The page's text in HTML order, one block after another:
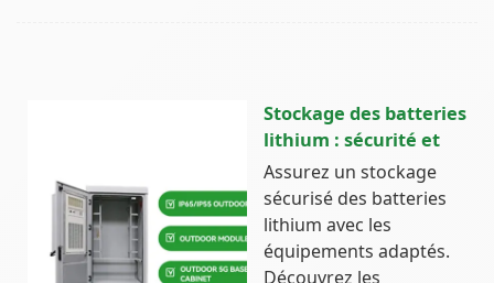
Stockage des batteries
lithium : sécurité et
Assurez un stockage
sécurisé des batteries
lithium avec les
équipements adaptés.
Découvrez les